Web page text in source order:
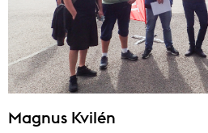
Magnus Kvilén